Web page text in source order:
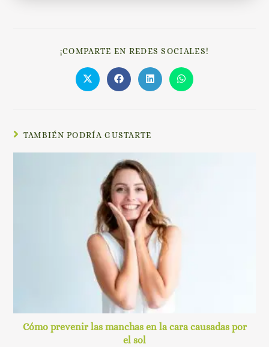
¡COMPARTE EN REDES SOCIALES!
TAMBIÉN PODRÍA GUSTARTE
Cómo prevenir las manchas en la cara causadas por
el sol